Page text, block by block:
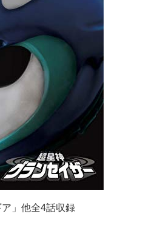
」他全4話収録